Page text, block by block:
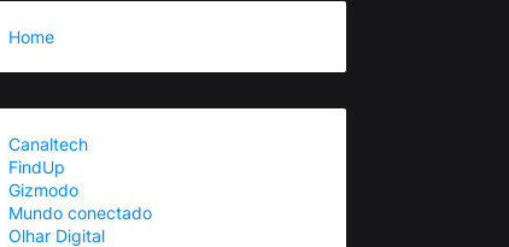
Home
Canaltech
FindUp
Gizmodo
Mundo conectado
Olhar Digital